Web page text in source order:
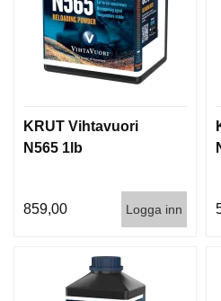
KRUT Vihtavuori
N565 1lb
859,00 Logga inn